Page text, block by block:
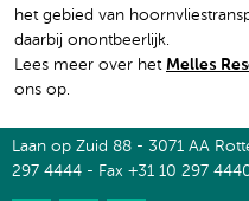
het gebied van
daarbij onontbeerlijk.
Lees meer over het Melles
ons op.
Laan op Zuid 88 - 3071 AA
297 4444 - Fax +31 10 297